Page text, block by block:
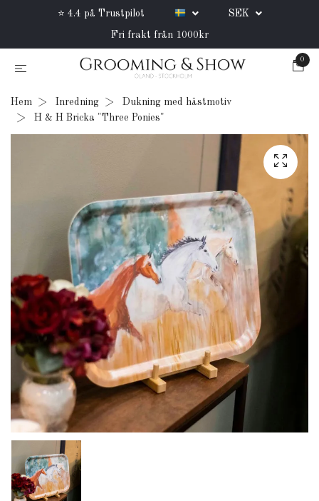
⭐ 4.4 på Trustpilot SEK
Fri frakt från 1000kr
0
Hem Inredning
Dukning med hästmotiv
H & H Bricka "Three Ponies"